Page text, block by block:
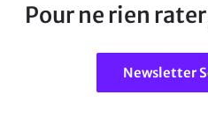
Pour ne rien
Newsletter